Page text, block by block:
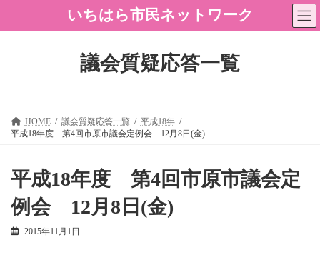
テ
ゲ
いちはら市民ネットワーク
議会質疑応答一覧
HOME 議会質疑応答一覧
平成18年
平成18年度 第4回市原市議会定例会 12月8日(金)
平成18年度 第4回市原市議会定
例会 12月8日(金)
2015年11月1日